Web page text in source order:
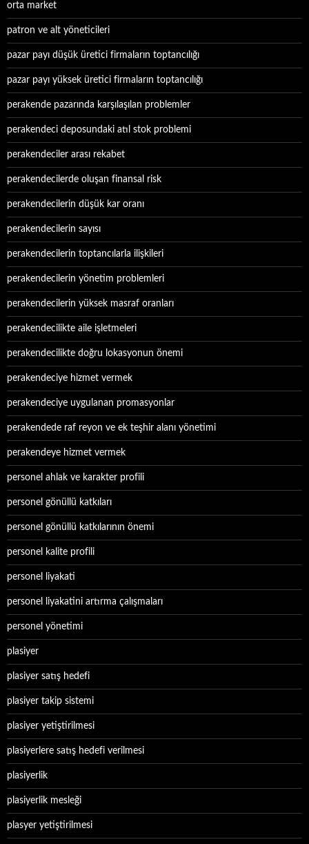
orta market
patron ve alt yöneticileri
pazar payı düşük üretici firmaların toptancılığı
pazar payı yüksek üretici firmaların toptancılığı
perakende pazarında karşılaşılan problemler
perakendeci deposundaki atıl stok problemi
perakendeciler arası rekabet
perakendecilerde oluşan finansal risk
perakendecilerin düşük kar oranı
perakendecilerin sayısı
perakendecilerin toptancılarla ilişkileri
perakendecilerin yönetim problemleri
perakendecilerin yüksek masraf oranları
perakendecilikte aile işletmeleri
perakendecilikte doğru lokasyonun önemi
perakendeciye hizmet vermek
perakendeciye uygulanan promasyonlar
perakendede raf reyon ve ek teşhir alanı yönetimi
perakendeye hizmet vermek
personel ahlak ve karakter profili
personel gönüllü katkıları
personel gönüllü katkılarının önemi
personel kalite profili
personel liyakati
personel liyakatini artırma çalışmaları
personel yönetimi
plasiyer
plasiyer satış hedefi
plasiyer takip sistemi
plasiyer yetiştirilmesi
plasiyerlere satış hedefi verilmesi
plasiyerlik
plasiyerlik mesleği
plasyer yetiştirilmesi